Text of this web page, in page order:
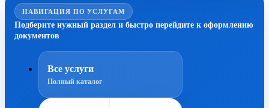
НАВИГАЦИЯ ПО УСЛУГАМ
Подберите нужный раздел и быстро перейдите к оформлению
документов
Все услуги
Полный каталог